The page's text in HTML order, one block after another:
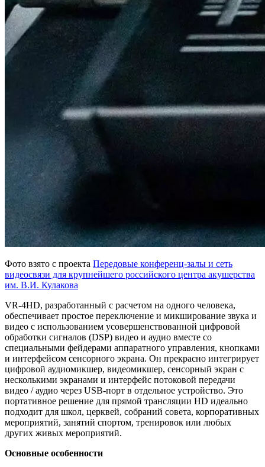
Фото взято с проекта Передовые конференц-залы и сеть
видеосвязи для крупнейшего российского центра акушерства
им. В.И. Кулакова
VR-4HD, разработанный с расчетом на одного человека,
обеспечивает простое переключение и микширование звука и
видео с использованием усовершенствованной цифровой
обработки сигналов (DSP) видео и аудио вместе со
специальными фейдерами аппаратного управления, кнопками
и интерфейсом сенсорного экрана. Он прекрасно интегрирует
цифровой аудиомикшер, видеомикшер, сенсорный экран с
несколькими экранами и интерфейс потоковой передачи
видео / аудио через USB-порт в отдельное устройство. Это
портативное решение для прямой трансляции HD идеально
подходит для школ, церквей, собраний совета, корпоративных
мероприятий, занятий спортом, тренировок или любых
других живых мероприятий.
Основные особенности